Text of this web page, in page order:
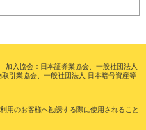
入協会：日本証券業協会、一般社団法人
引業協会、一般社団法人 日本暗号資産等
用のお客様へ勧誘する際に使用されること